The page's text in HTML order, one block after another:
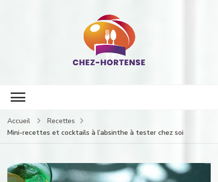
Accueil
Recettes
Mini-recettes et cocktails à l’absinthe à tester chez soi